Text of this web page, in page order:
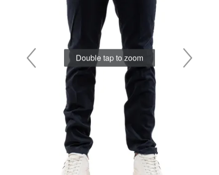
Double tap to zoom